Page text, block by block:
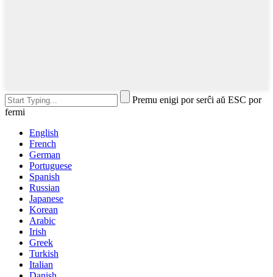
Premu enigi por serĉi aŭ ESC por
fermi
English
French
German
Portuguese
Spanish
Russian
Japanese
Korean
Arabic
Irish
Greek
Turkish
Italian